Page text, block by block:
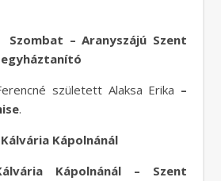
– Aranyszájú Szent
egyháztanító
született Alaksa Erika –
.
Kápolnánál
Kápolnánál – Szent